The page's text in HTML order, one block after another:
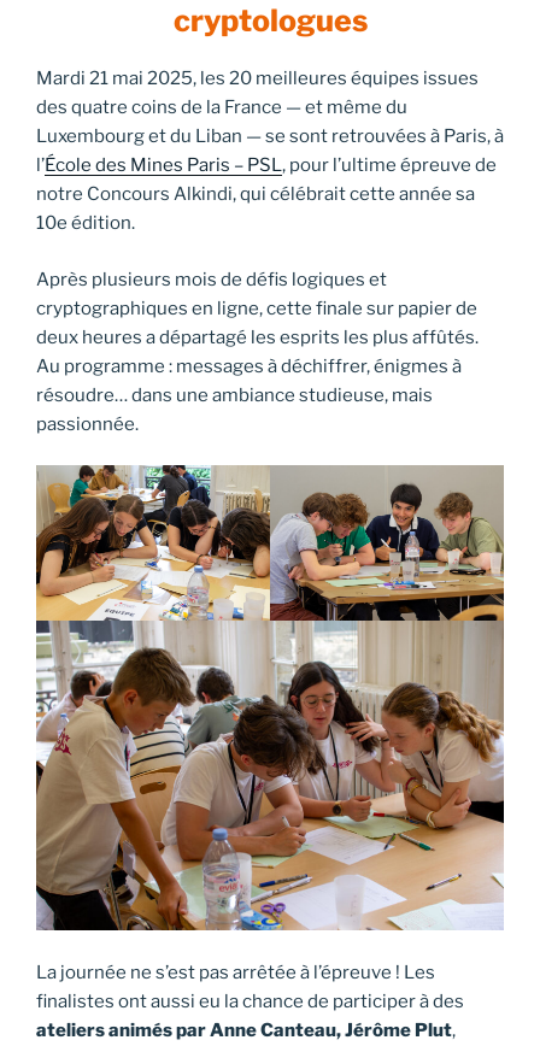
cryptologues
Mardi 21 mai 2025, les 20 meilleures équipes issues
des quatre coins de la France — et même du
Luxembourg et du Liban — se sont retrouvées à Paris, à
l’École des Mines Paris – PSL, pour l’ultime épreuve de
notre Concours Alkindi, qui célébrait cette année sa
10e édition.
Après plusieurs mois de défis logiques et
cryptographiques en ligne, cette finale sur papier de
deux heures a départagé les esprits les plus affûtés.
Au programme : messages à déchiffrer, énigmes à
résoudre… dans une ambiance studieuse, mais
passionnée.
La journée ne s’est pas arrêtée à l’épreuve ! Les
finalistes ont aussi eu la chance de participer à des
ateliers animés par Anne Canteau, Jérôme Plut,